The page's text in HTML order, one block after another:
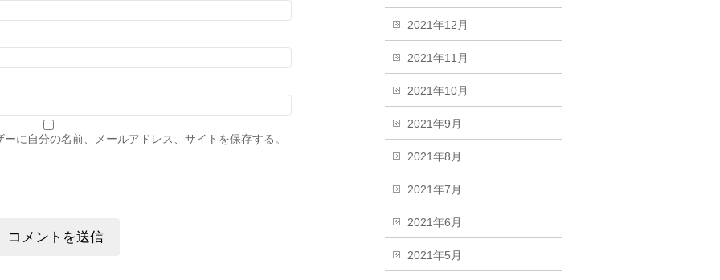
に自分の名前、メールアドレス、サイトを保存する。
2021年12月
2021年11月
2021年10月
2021年9月
2021年8月
2021年7月
2021年6月
2021年5月